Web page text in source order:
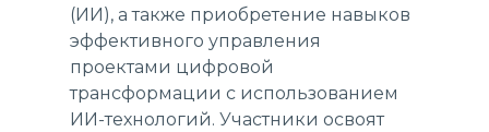
(ИИ), а также приобретение навыков
эффективного управления
проектами цифровой
трансформации с использованием
ИИ-технологий. Участники освоят